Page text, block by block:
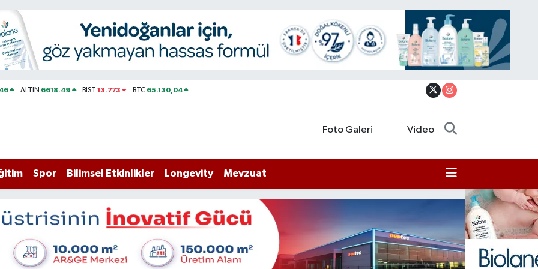
ALTIN 6618.49 BİST13.773 BTC 65.130,04
Foto Galeri Video
Spor Bilimsel Etkinlikler Longevity Mevzuat